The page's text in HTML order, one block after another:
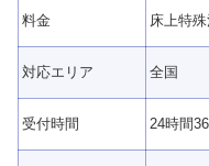
料金 床上特
対応エリア 全国
受付時間 24時間